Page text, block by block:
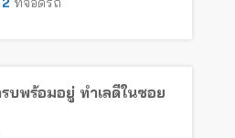
บพร้อมอยู่ ทำเลดีในซอย